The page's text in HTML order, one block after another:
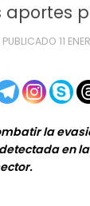
aportes
PUBLICADO 11
la
en